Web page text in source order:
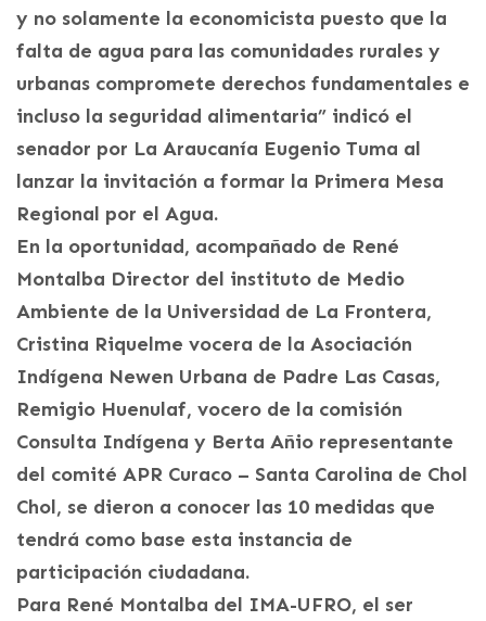
y no solamente la economicista puesto que la
falta de agua para las comunidades rurales y
urbanas compromete derechos fundamentales e
incluso la seguridad alimentaria” indicó el
senador por La Araucanía Eugenio Tuma al
lanzar la invitación a formar la Primera Mesa
Regional por el Agua.
En la oportunidad, acompañado de René
Montalba Director del instituto de Medio
Ambiente de la Universidad de La Frontera,
Cristina Riquelme vocera de la Asociación
Indígena Newen Urbana de Padre Las Casas,
Remigio Huenulaf, vocero de la comisión
Consulta Indígena y Berta Añio representante
del comité APR Curaco – Santa Carolina de Chol
Chol, se dieron a conocer las 10 medidas que
tendrá como base esta instancia de
participación ciudadana.
Para René Montalba del IMA-UFRO, el ser